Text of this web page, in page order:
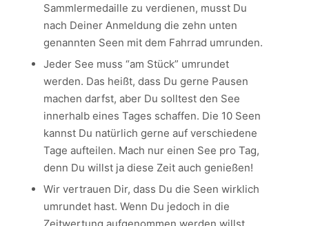
Sammlermedaille zu verdienen, musst Du
nach Deiner Anmeldung die zehn unten
genannten Seen mit dem Fahrrad umrunden.
Jeder See muss “am Stück” umrundet
werden. Das heißt, dass Du gerne Pausen
machen darfst, aber Du solltest den See
innerhalb eines Tages schaffen. Die 10 Seen
kannst Du natürlich gerne auf verschiedene
Tage aufteilen. Mach nur einen See pro Tag,
denn Du willst ja diese Zeit auch genießen!
Wir vertrauen Dir, dass Du die Seen wirklich
umrundet hast. Wenn Du jedoch in die
Zeitwertung aufgenommen werden willst,